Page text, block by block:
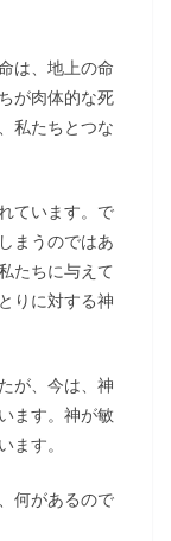
は、地上の命
が肉体的な死
私たちとつな
ています。で
まうのではあ
たちに与えて
りに対する神
が、今は、神
ます。神が敏
ます。
何があるので